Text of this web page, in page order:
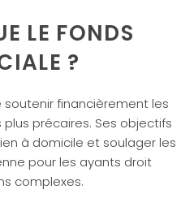
LE FONDS
?
soutenir financièrement les
plus précaires. Ses objectifs
à domicile et soulager les
pour les ayants droit
complexes.